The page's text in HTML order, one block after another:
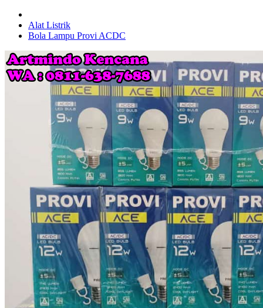
Alat Listrik
Bola Lampu Provi ACDC